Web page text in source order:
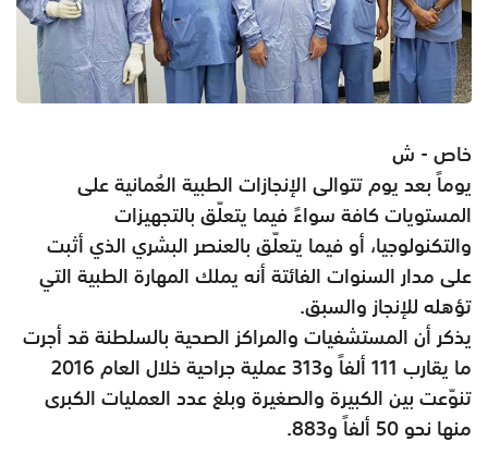
خاص - ش
يوماً بعد يوم تتوالى الإنجازات الطبية العُمانية على
المستويات كافة سواءً فيما يتعلّق بالتجهيزات
والتكنولوجيا، أو فيما يتعلّق بالعنصر البشري الذي أثبت
على مدار السنوات الفائتة أنه يملك المهارة الطبية التي
تؤهله للإنجاز والسبق.
يذكر أن المستشفيات والمراكز الصحية بالسلطنة قد أجرت
ما يقارب 111 ألفاً و313 عملية جراحية خلال العام 2016
تنوّعت بين الكبيرة والصغيرة وبلغ عدد العمليات الكبرى
منها نحو 50 ألفاً و883.